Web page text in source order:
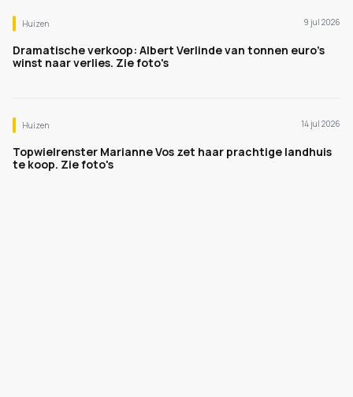
Huizen 9 jul 2026
Dramatische verkoop: Albert Verlinde van tonnen euro's
winst naar verlies. Zie foto's
Huizen 14 jul 2026
Topwielrenster Marianne Vos zet haar prachtige landhuis
te koop. Zie foto's